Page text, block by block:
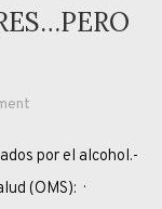
BEBEDORES…
PERO
por el alcohol.-
(OMS): ·